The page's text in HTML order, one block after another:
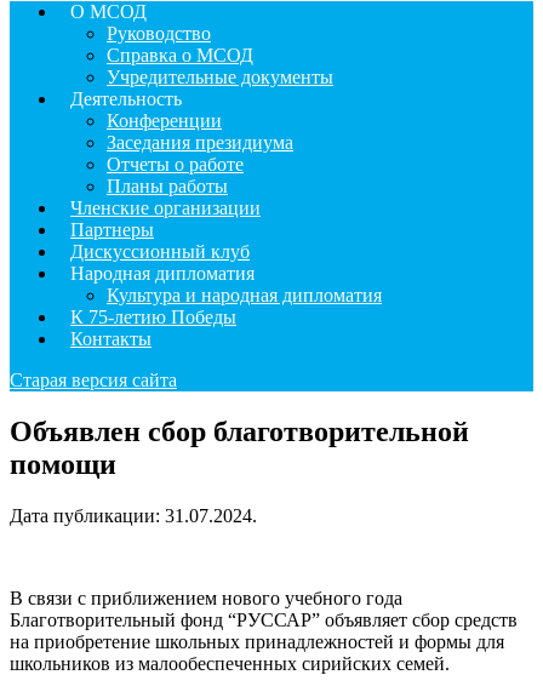
О МСОД
Руководство
Справка о МСОД
Учредительные документы
Деятельность
Конференции
Заседания президиума
Отчеты о работе
Планы работы
Членские организации
Партнеры
Дискуссионный клуб
Народная дипломатия
Культура и народная дипломатия
К 75-летию Победы
Контакты
Старая версия сайта
Объявлен сбор благотворительной
помощи
Дата публикации: 31.07.2024.
В связи с приближением нового учебного года
Благотворительный фонд “РУССАР” объявляет сбор средств
на приобретение школьных принадлежностей и формы для
школьников из малообеспеченных сирийских семей.